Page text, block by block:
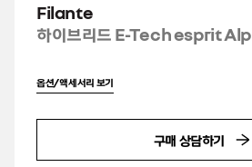
Filante
하이브리드 E-Tech esprit
옵션/액세서리 보기
구매 상담하기